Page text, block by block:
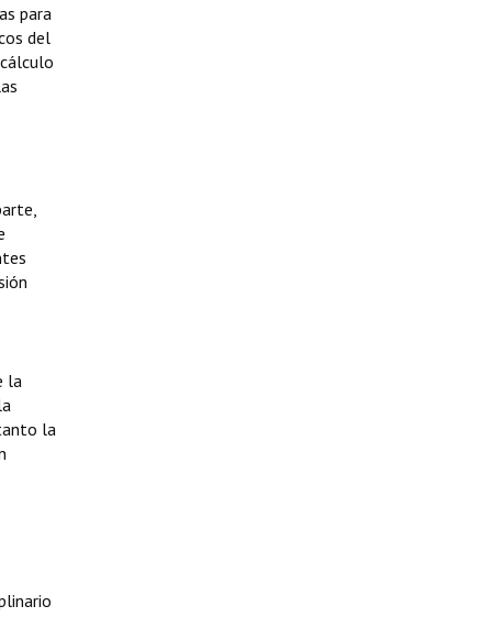
para
del
la
la